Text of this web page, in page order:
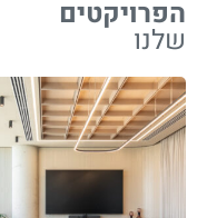
הפרויקטים
שלנו